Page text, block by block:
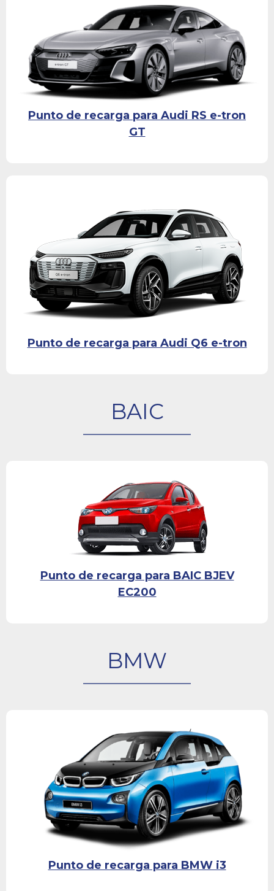
Punto de recarga para Audi RS e-tron
GT
Punto de recarga para Audi Q6 e-tron
BAIC
Punto de recarga para BAIC BJEV
EC200
BMW
Punto de recarga para BMW i3